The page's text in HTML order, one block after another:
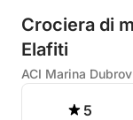
Crociera di
Elafiti
ACI Marina
5